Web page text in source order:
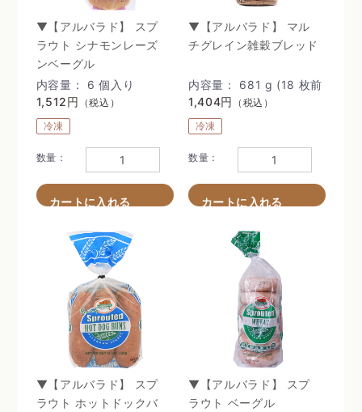
▼【アルバラド】 スプ
ラウト シナモンレーズ
ンベーグル
内容量： 6 個入り
1,512円 （税込）
冷凍
数量：
▼【アルバラド】 マル
チグレイン雑穀ブレッド
内容量： 681 g (18 枚前
後)
1,404円 （税込）
冷凍
数量：
▼【アルバラド】 スプ
ラウト ホットドックバ
▼【アルバラド】 スプ
ラウト ベーグル